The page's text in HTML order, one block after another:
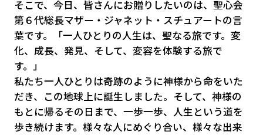
そこで、今日、皆さんにお贈りしたいのは、聖心会
第６代総長マザー・ジャネット・スチュアートの言
葉です。「一人ひとりの人生は、聖なる旅です。変
化、成長、発見、そして、変容を体験する旅で
す。」
私たち一人ひとりは奇跡のように神様から命をいた
だき、この地球上に誕生しました。そして、神様の
もとに帰るその日まで、一歩一歩、人生という道を
歩き続けます。様々な人にめぐり合い、様々な出来